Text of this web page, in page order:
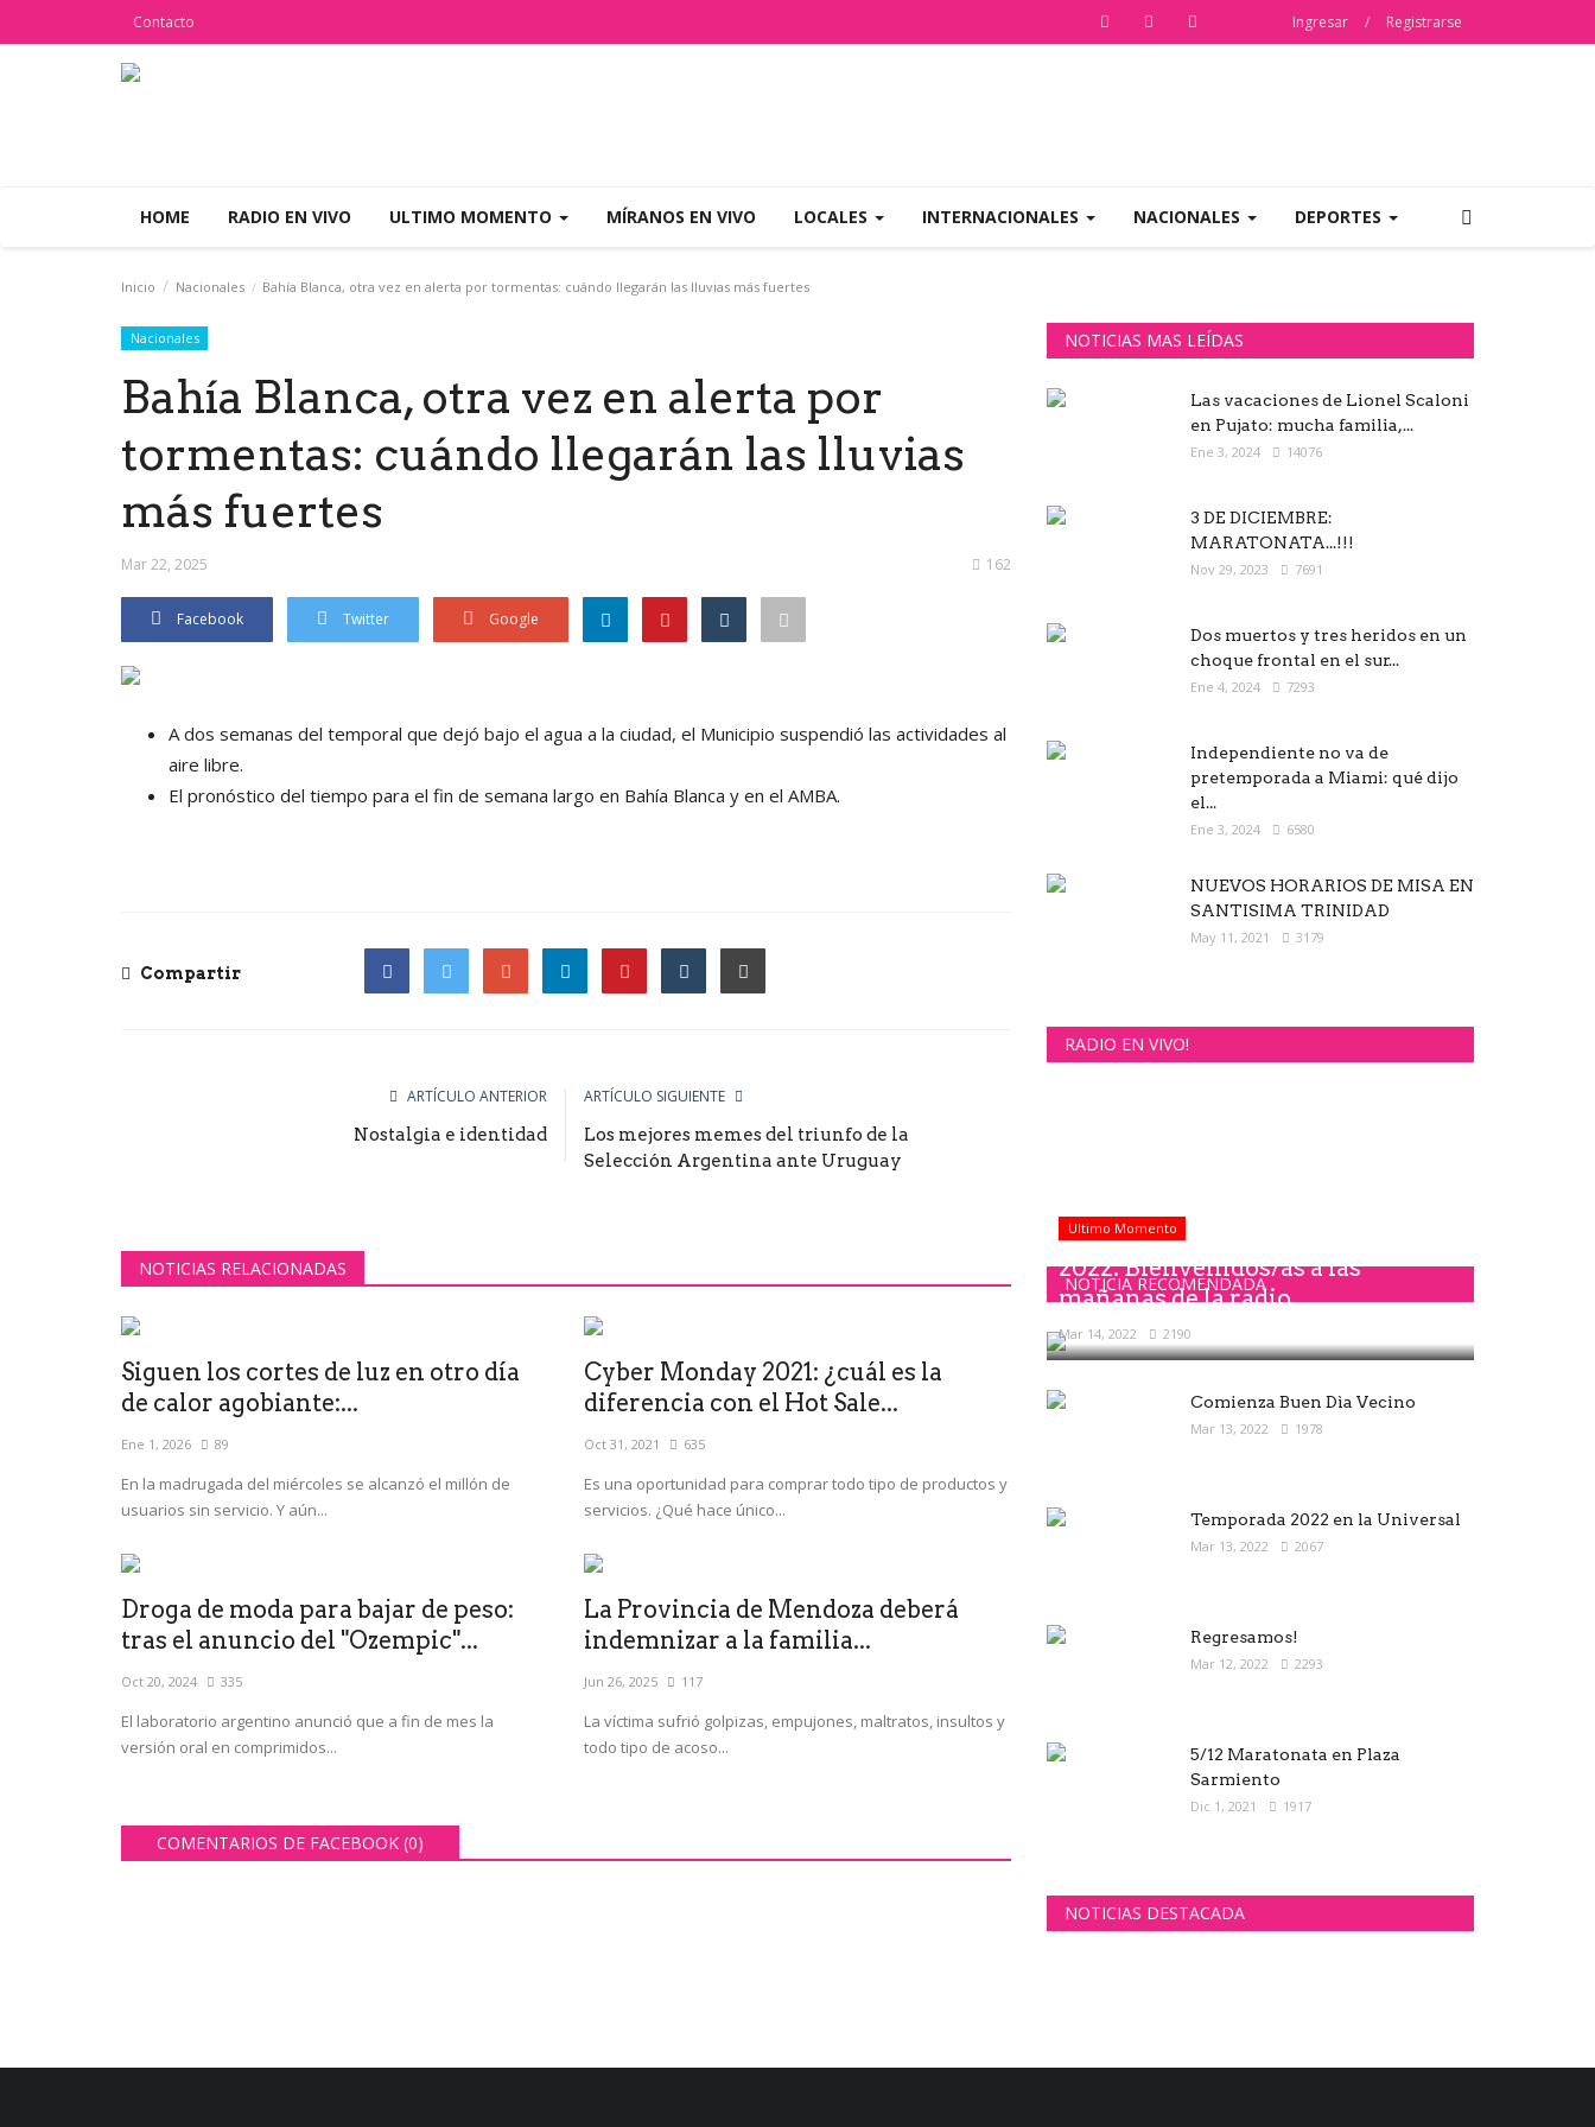
Contacto Ingresar / Registrarse
HOME RADIO EN VIVO ULTIMO MOMENTO MÍRANOS EN VIVO LOCALES INTERNACIONALES NACIONALES DEPORTES
Inicio Nacionales Bahía Blanca, otra vez en alerta por tormentas: cuándo llegarán las lluvias más fuertes
Nacionales
Bahía Blanca, otra vez en alerta por
tormentas: cuándo llegarán las lluvias
más fuertes
Mar 22, 2025 162
Facebook Twitter Google
A dos semanas del temporal que dejó bajo el agua a la ciudad, el Municipio suspendió las actividades al
aire libre.
El pronóstico del tiempo para el fin de semana largo en Bahía Blanca y en el AMBA.
Compartir
ARTÍCULO ANTERIOR
Nostalgia e identidad
ARTÍCULO SIGUIENTE
Los mejores memes del triunfo de la
Selección Argentina ante Uruguay
NOTICIAS RELACIONADAS
Siguen los cortes de luz en otro día
de calor agobiante:...
Ene 1, 2026 89
En la madrugada del miércoles se alcanzó el millón de
usuarios sin servicio. Y aún...
Cyber Monday 2021: ¿cuál es la
diferencia con el Hot Sale...
Oct 31, 2021 635
Es una oportunidad para comprar todo tipo de productos y
servicios. ¿Qué hace único...
Droga de moda para bajar de peso:
tras el anuncio del "Ozempic"...
Oct 20, 2024 335
El laboratorio argentino anunció que a fin de mes la
versión oral en comprimidos...
La Provincia de Mendoza deberá
indemnizar a la familia...
Jun 26, 2025 117
La víctima sufrió golpizas, empujones, maltratos, insultos y
todo tipo de acoso...
COMENTARIOS DE FACEBOOK (0)
NOTICIAS MAS LEÍDAS
Las vacaciones de Lionel Scaloni
en Pujato: mucha familia,...
Ene 3, 2024 14076
3 DE DICIEMBRE:
MARATONATA...!!!
Nov 29, 2023 7691
Dos muertos y tres heridos en un
choque frontal en el sur...
Ene 4, 2024 7293
Independiente no va de
pretemporada a Miami: qué dijo
el...
Ene 3, 2024 6580
NUEVOS HORARIOS DE MISA EN
SANTISIMA TRINIDAD
May 11, 2021 3179
RADIO EN VIVO!
NOTICIA RECOMENDADA
Ultimo Momento
2022: Bienvenidos/as a las
mañanas de la radio
Mar 14, 2022 2190
Comienza Buen Dìa Vecino
Mar 13, 2022 1978
Temporada 2022 en la Universal
Mar 13, 2022 2067
Regresamos!
Mar 12, 2022 2293
5/12 Maratonata en Plaza
Sarmiento
Dic 1, 2021 1917
NOTICIAS DESTACADA